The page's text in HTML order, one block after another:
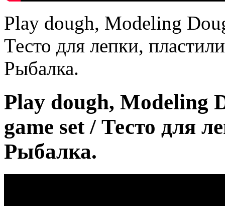
Play dough, Modeling
Тесто для лепки,
Рыбалка.
Play dough, Modeling
game set / Тесто для
Рыбалка.